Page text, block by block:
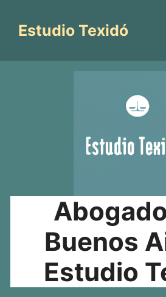
contenido
Estudio Texidó
Buenos
Estudio